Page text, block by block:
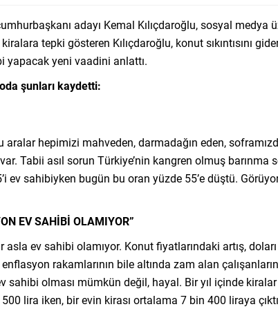
adayı Kemal Kılıçdaroğlu, sosyal medya
tepki gösteren Kılıçdaroğlu, konut sıkıntısını
yapacak yeni vaadini anlattı.
şunları kaydetti:
aralar hepimizi mahveden, darmadağın eden,
Tabii asıl sorun Türkiye’nin kangren olmuş barınma
ev sahibiyken bugün bu oran yüzde 55’e düştü.
EV SAHİBİ OLAMIYOR”
asla ev sahibi olamıyor. Konut fiyatlarındaki artış,
rakamlarının bile altında zam alan
sahibi olması mümkün değil, hayal. Bir yıl içinde
lira iken, bir evin kirası ortalama 7 bin 400 liraya